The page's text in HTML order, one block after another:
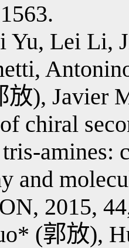
Yu, Lei Li,
放), Javier
chiral
amines:
and
2015,
(郭放),